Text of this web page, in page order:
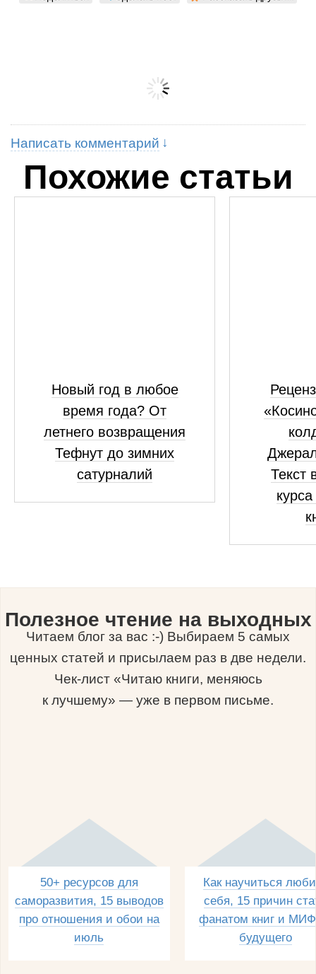
Написать комментарий
Похожие статьи
Новый год в любое
время года? От
летнего возвращения
Тефнут до зимних
сатурналий
Текст
Полезное чтение на выходных
Читаем блог за вас :-) Выбираем 5 самых
ценных статей и присылаем раз в две недели.
Чек-лист «Читаю книги, меняюсь
к лучшему» — уже в первом письме.
50+ ресурсов для
саморазвития, 15 выводов
про отношения и обои на
июль
Как научиться
себя, 15 причин
фанатом книг и
будущего